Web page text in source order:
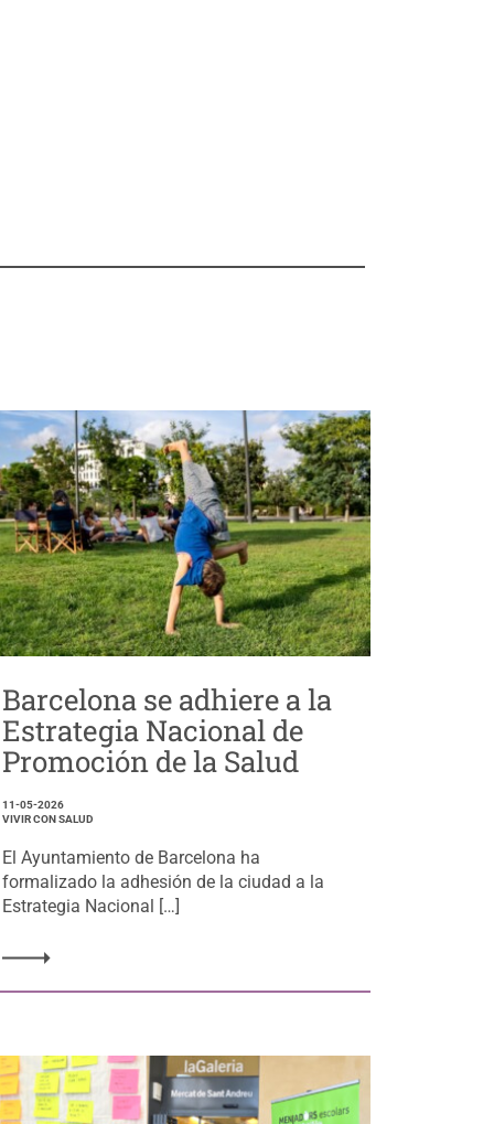
Barcelona se adhiere a la
Estrategia Nacional de
Promoción de la Salud
11-05-2026
VIVIR CON SALUD
El Ayuntamiento de Barcelona ha
formalizado la adhesión de la ciudad a la
Estrategia Nacional […]